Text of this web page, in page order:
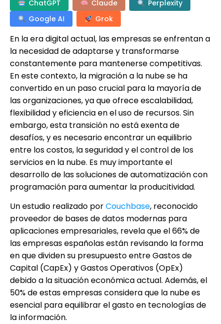
ChatGPT
Claude
Perplexity
Google AI
Grok
En la era digital actual, las empresas se enfrentan a
la necesidad de adaptarse y transformarse
constantemente para mantenerse competitivas.
En este contexto, la migración a la nube se ha
convertido en un paso crucial para la mayoría de
las organizaciones, ya que ofrece escalabilidad,
flexibilidad y eficiencia en el uso de recursos. Sin
embargo, esta transición no está exenta de
desafíos, y es necesario encontrar un equilibrio
entre los costos, la seguridad y el control de los
servicios en la nube. Es muy importante el
desarrollo de las soluciones de automatización con
programación para aumentar la producitividad.
Un estudio realizado porCouchbase, reconocido
proveedor de bases de datos modernas para
aplicaciones empresariales, revela que el 66% de
las empresas españolas están revisando la forma
en que dividen su presupuesto entre Gastos de
Capital (CapEx) y Gastos Operativos (OpEx)
debido a la situación económica actual. Además, el
50% de estas empresas considera que la nube es
esencial para equilibrar el gasto en tecnologías de
la información.